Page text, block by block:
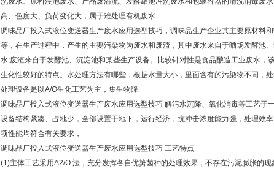
高、色度大、负荷变化大，属于难处理有机废水
调味品厂投入式液位变送器生产废水应用选型技巧，调味品生产企业其主要原材料
等，在生产过程中，产生的主要污染物为废水和废渣，其中废水来自于晒场发酵池
水;废渣来自于发酵池、沉淀池和某些生产设备。比较针对性是食品酿造工业废水，
生化性较好的特点。水处理方法有哪些，根据水量大小，里面含有的污染物不同，
处理设备是以A/O生化工艺为主，集生物降
调味品厂投入式液位变送器生产废水应用选型技巧 解污水沉降、氧化消毒等工艺于
设备结构紧凑、占地少，全部设置于地下，运行经济，抗冲击浓度能力强，处理效
项性能均符合有关要求，
调味品厂投入式液位变送器生产废水应用选型技巧 工艺特点
(1)主体工艺采用A2/O 法，充分发挥各自优势菌种的处理效果，不存在污泥膨胀的现